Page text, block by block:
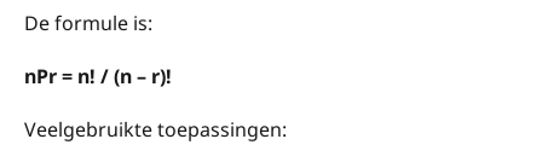
De formule is:
nPr = n! / (n – r)!
Veelgebruikte toepassingen: